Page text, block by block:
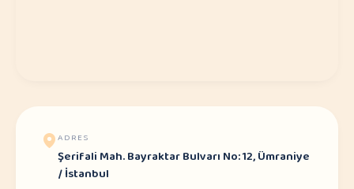
ADRES
Şerifali Mah. Bayraktar Bulvarı No: 12, Ümraniye
/ İstanbul